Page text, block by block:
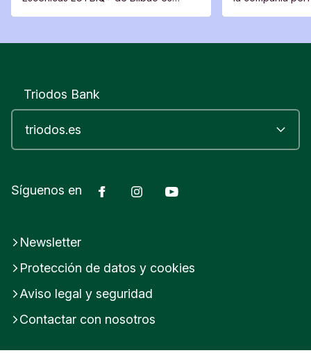
Triodos Bank
Síguenos en FacebookInstagram
Newsletter
Protección de datos y cookies
Aviso legal y seguridad
Contactar con nosotros